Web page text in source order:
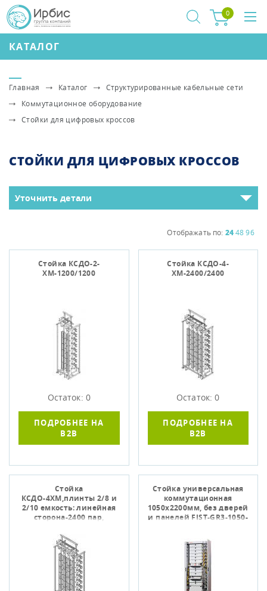
КАТАЛОГ
0
Главная Каталог
Структурированные кабельные сети
Коммутационное оборудование
Стойки для цифровых кроссов
Уточнить детали
СТОЙКИ ДЛЯ ЦИФРОВЫХ КРОССОВ
Отображать по: 2448 96
Стойка КСДО-2-
ХМ-1200/1200
Остаток: 0
ПОДРОБНЕЕ НА
B2B
Стойка КСДО-4-
ХМ-2400/2400
Остаток: 0
ПОДРОБНЕЕ НА
B2B
Стойка
КСДО-4ХМ,плинты 2/8 и
2/10 емкость: линейная
сторона-2400 пар,
пар(2/10)
Стойка универсальная
коммутационная
1050х2200мм, без дверей
и панелей FIST-GR3-1050-